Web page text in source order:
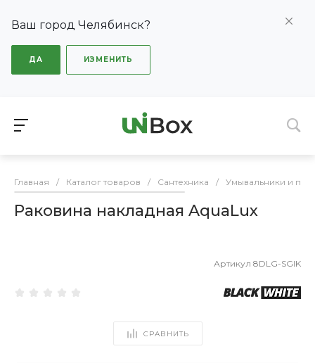
Ваш город Челябинск?
ДА ИЗМЕНИТЬ
Главная / Каталог товаров / Сантехника / Умывальники и
Раковина накладная AquaLux
Артикул 8DLG-SGIK
СРАВНИТЬ